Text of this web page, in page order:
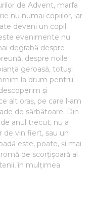
de Advent, marfa
nu numai copiilor, iar
deveni un copil
evenimente nu
degrabă despre
despre noile
geroasă, totuși
la drum pentru
și
alt oraș, pe care l-am
de sărbătoare. Din
anul trecut, nu a
de vin fiert, sau un
este, poate, și mai
de scorțișoară al
în mulțimea